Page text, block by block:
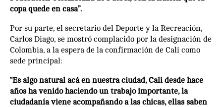
copa quede en casa”.
Por su parte, el secretario del Deporte y la Recreación,
Carlos Diago, se mostró complacido por la designación de
Colombia, a la espera de la confirmación de Cali como
sede principal:
“Es algo natural acá en nuestra ciudad, Cali desde hace
años ha venido haciendo un trabajo importante, la
ciudadanía viene acompañando a las chicas, ellas saben